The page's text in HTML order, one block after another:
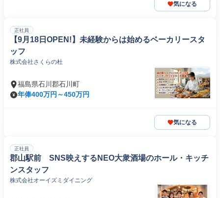
気になる
正社員
【9月18日OPEN!】未経験からは始めるベーカリースタ
ッフ
株式会社さくらの杜
福島県石川郡石川町
年俸400万円～450万円
気になる
正社員
郡山駅前 SNS映えするNEO大衆酒場のホール・キッチ
ンスタッフ
株式会社オーイズミダイニング